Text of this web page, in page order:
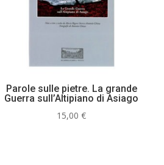
Parole sulle pietre. La grande
Guerra sull’Altipiano di Asiago
15,00€